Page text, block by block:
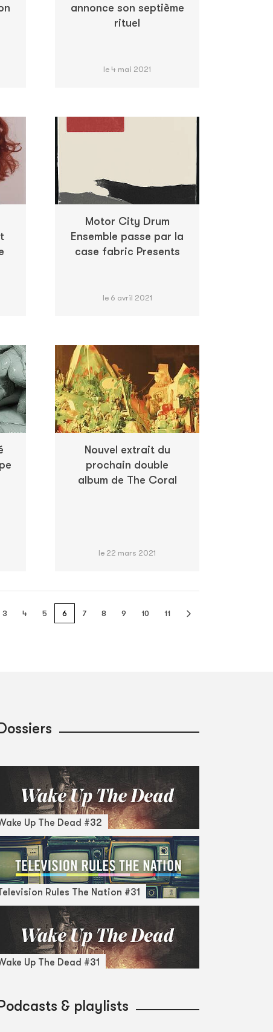
annonce son septième
rituel
le 4 mai 2021
Motor City Drum
Ensemble passe par la
case fabric Presents
le 6 avril 2021
Nouvel extrait du
prochain double
album de The Coral
le 22 mars 2021
3 4 5 6 7 8 9 10 11
Dossiers
Up The Dead #32
Rules The Nation #31
Up The Dead #31
Podcasts & playlists